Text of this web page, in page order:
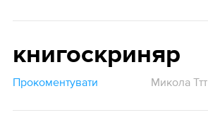
книгоскриняр
Прокоментувати Микола Ттт